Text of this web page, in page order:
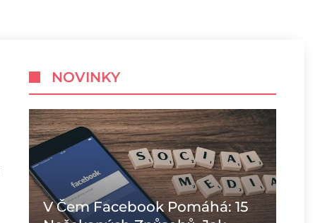
NOVINKY
V Čem Facebook Pomáhá: 15